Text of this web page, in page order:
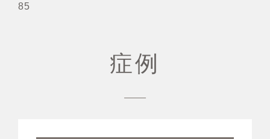
85
症例